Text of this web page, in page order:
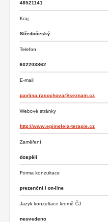
48521141
Kraj
Středočeský
Telefon
602203862
E-mail
pavlina.rasochova@seznam.cz
Webové stránky
http://www.epimeleia-terapie.cz
Zaměření
dospělí
Forma konzultace
prezenční i on-line
Jazyk konzultace kromě ČJ
neuvedeno